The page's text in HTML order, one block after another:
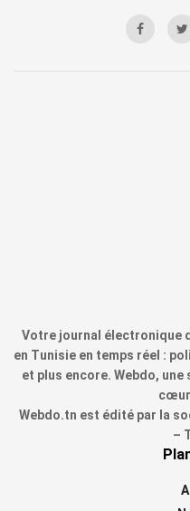
Votre journal électronique
en Tunisie en temps réel :
et plus encore. Webdo,
cœur
Webdo.tn est édité par la
–